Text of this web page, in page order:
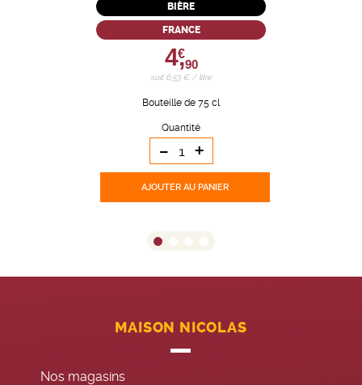
BIÈRE
FRANCE
4,
€
90
soit 6,53 € / litre
Bouteille de 75 cl
Quantité
- +
AJOUTER AU PANIER
MAISON NICOLAS
Nos magasins